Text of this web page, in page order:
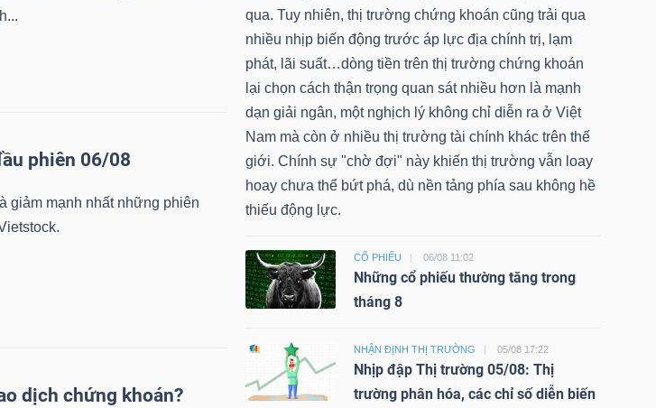
phiên 06/08
giảm mạnh nhất những phiên
dịch chứng khoán?
qua. Tuy nhiên, thị trường chứng khoán cũng trải qua
nhiều nhịp biến động trước áp lực địa chính trị, lạm
phát, lãi suất…dòng tiền trên thị trường chứng khoán
lại chọn cách thận trọng quan sát nhiều hơn là mạnh
dạn giải ngân, một nghịch lý không chỉ diễn ra ở Việt
Nam mà còn ở nhiều thị trường tài chính khác trên thế
giới. Chính sự "chờ đợi" này khiến thị trường vẫn loay
hoay chưa thể bứt phá, dù nền tảng phía sau không hề
thiếu động lực.
CỔ PHIẾU 06/08 11:02
Những cổ phiếu thường tăng trong
tháng 8
NHẬN ĐỊNH THỊ TRƯỜNG 05/08 17:22
Nhịp đập Thị trường 05/08: Thị
trường phân hóa, các chỉ số diễn biến